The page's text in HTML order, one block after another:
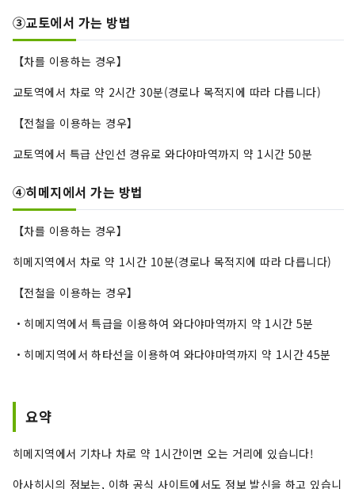
③교토에서 가는 방법
【차를 이용하는 경우】
교토역에서 차로 약 2시간 30분(경로나 목적지에 따라 다릅니다)
【전철을 이용하는 경우】
교토역에서 특급 산인선 경유로 와다야마역까지 약 1시간 50분
④히메지에서 가는 방법
【차를 이용하는 경우】
히메지역에서 차로 약 1시간 10분(경로나 목적지에 따라 다릅니다)
【전철을 이용하는 경우】
・히메지역에서 특급을 이용하여 와다야마역까지 약 1시간 5분
・히메지역에서 하타선을 이용하여 와다야마역까지 약 1시간 45분
요약
히메지역에서 기차나 차로 약 1시간이면 오는 거리에 있습니다!
아사히시의 정보는, 이하 공식 사이트에서도 정보 발신을 하고 있습니